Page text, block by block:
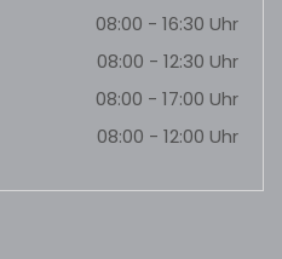
08:00 - 16:30 Uhr
08:00 - 12:30 Uhr
08:00 - 17:00 Uhr
08:00 - 12:00 Uhr